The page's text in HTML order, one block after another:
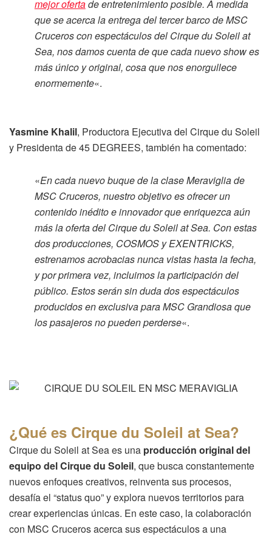
mejor ofertade entretenimiento posible. A medida
que se acerca la entrega del tercer barco de MSC
Cruceros con espectáculos del Cirque du Soleil at
Sea, nos damos cuenta de que cada nuevo show es
más único y original, cosa que nos enorgullece
enormemente«.
Yasmine Khalil, Productora Ejecutiva del Cirque du Soleil
y Presidenta de 45 DEGREES, también ha comentado:
«En cada nuevo buque de la clase Meraviglia de
MSC Cruceros, nuestro objetivo es ofrecer un
contenido inédito e innovador que enriquezca aún
más la oferta del Cirque du Soleil at Sea. Con estas
dos producciones, COSMOS y EXENTRICKS,
estrenamos acrobacias nunca vistas hasta la fecha,
y por primera vez, incluimos la participación del
público. Estos serán sin duda dos espectáculos
producidos en exclusiva para MSC Grandiosa que
los pasajeros no pueden perderse«.
¿Qué es Cirque du Soleil at Sea?
Cirque du Soleil at Sea es una producción original del
equipo del Cirque du Soleil, que busca constantemente
nuevos enfoques creativos, reinventa sus procesos,
desafía el “status quo” y explora nuevos territorios para
crear experiencias únicas. En este caso, la colaboración
con MSC Cruceros acerca sus espectáculos a una